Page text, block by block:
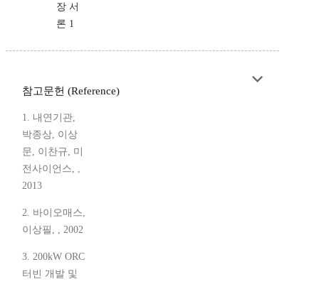
장 서
론 1
참고문헌 (Reference)
1. 내연기관,
박종상, 이상
문, 이찬규, 미
전사이언스, ,
2013
2. 바이오매스,
이상필, , 2002
3. 200kW ORC
터빈 개발 및